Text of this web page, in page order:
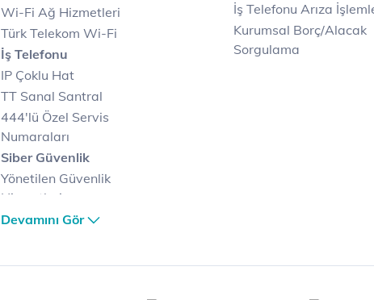
Wi-Fi Ağ Hizmetleri
Türk Telekom Wi-Fi
İş Telefonu
IP Çoklu Hat
TT Sanal Santral
444'lü Özel Servis
Numaraları
Siber Güvenlik
Yönetilen Güvenlik
Hizmetleri
Siber Güvenlik Merkezi
Devamını Gör
İş Telefonu Arıza
Kurumsal Borç/Alacak
Sorgulama